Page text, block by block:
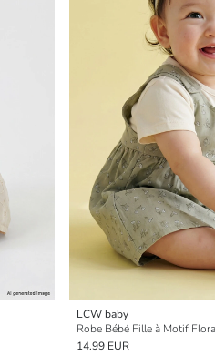
LCW baby
Robe Bébé Fille à Motif
14.99 EUR